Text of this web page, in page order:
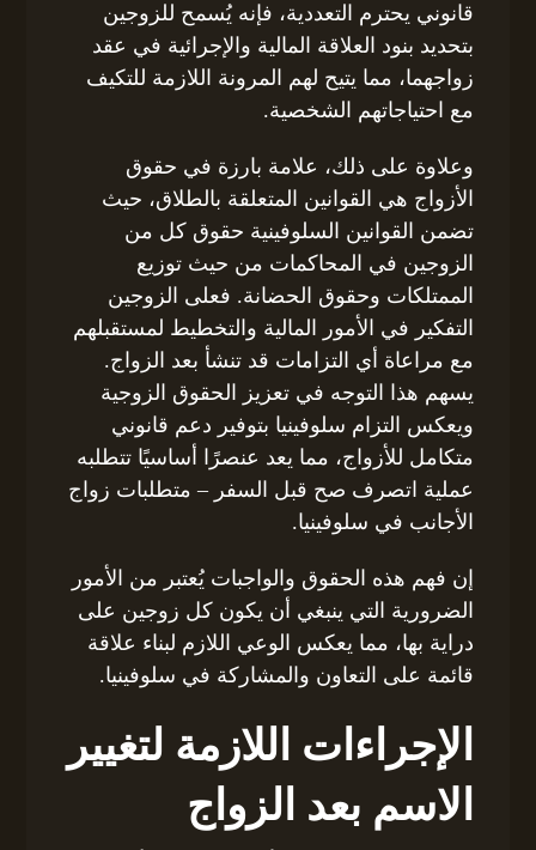
قانوني يحترم التعددية، فإنه يُسمح للزوجين
بتحديد بنود العلاقة المالية والإجرائية في عقد
زواجهما، مما يتيح لهم المرونة اللازمة للتكيف
مع احتياجاتهم الشخصية.
وعلاوة على ذلك، علامة بارزة في حقوق
الأزواج هي القوانين المتعلقة بالطلاق، حيث
تضمن القوانين السلوفينية حقوق كل من
الزوجين في المحاكمات من حيث توزيع
الممتلكات وحقوق الحضانة. فعلى الزوجين
التفكير في الأمور المالية والتخطيط لمستقبلهم
مع مراعاة أي التزامات قد تنشأ بعد الزواج.
يسهم هذا التوجه في تعزيز الحقوق الزوجية
ويعكس التزام سلوفينيا بتوفير دعم قانوني
متكامل للأزواج، مما يعد عنصرًا أساسيًا تتطلبه
عملية اتصرف صح قبل السفر – متطلبات زواج
الأجانب في سلوفينيا.
إن فهم هذه الحقوق والواجبات يُعتبر من الأمور
الضرورية التي ينبغي أن يكون كل زوجين على
دراية بها، مما يعكس الوعي اللازم لبناء علاقة
قائمة على التعاون والمشاركة في سلوفينيا.
الإجراءات اللازمة لتغيير
الاسم بعد الزواج